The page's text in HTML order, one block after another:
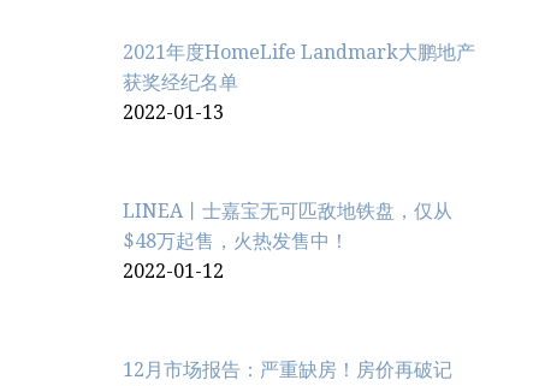
2021年度HomeLife Landmark大鹏地产
获奖经纪名单
2022-01-13
LINEA丨士嘉宝无可匹敌地铁盘，仅从
$48万起售，火热发售中！
2022-01-12
12月市场报告：严重缺房！房价再破记